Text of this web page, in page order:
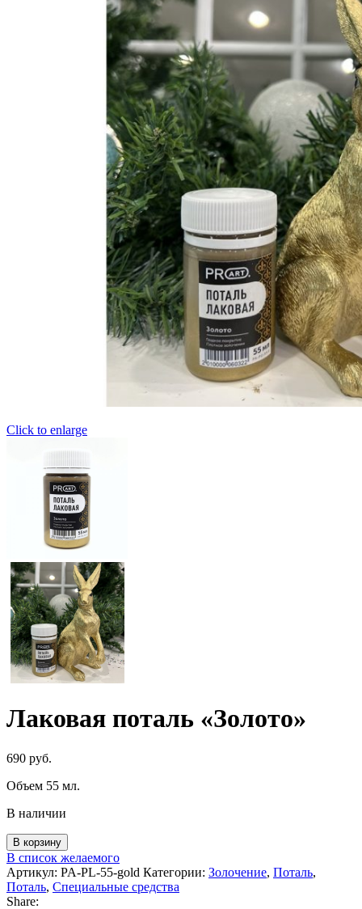
Click to enlarge
Лаковая поталь «Золото»
690 руб.
Объем 55 мл.
В наличии
Количество
товара
Лаковая
поталь
"Золото"
В корзину
В список желаемого
Артикул: PA-PL-55-gold Категории: Золочение, Поталь,
Поталь, Специальные средства
Share: